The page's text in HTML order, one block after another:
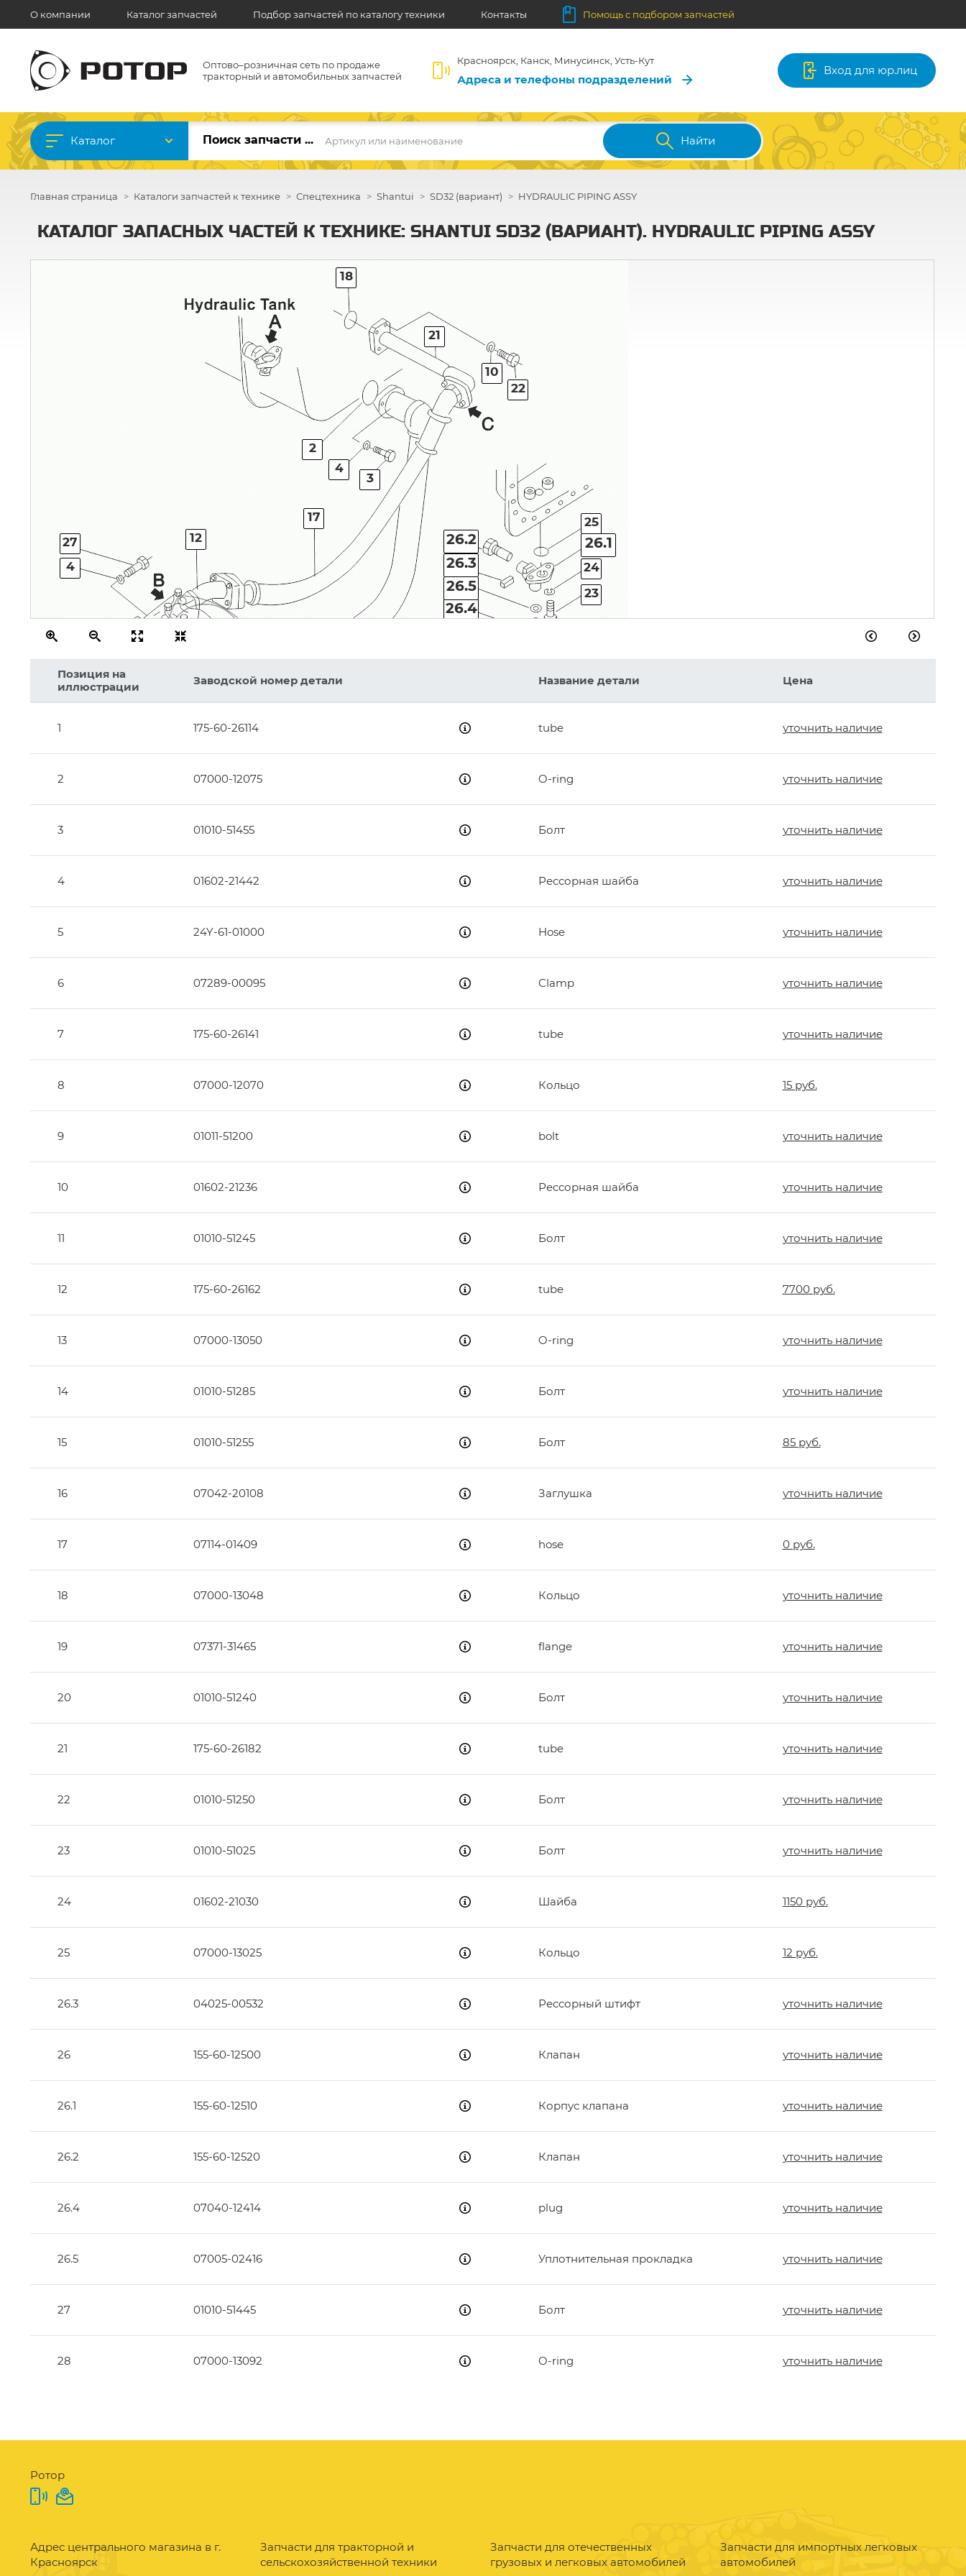
О компании Каталог запчастей Подбор запчастей по каталогу техники Контакты Помощь с подбором запчастей
Оптово–розничная сеть по продаже
тракторный и автомобильных запчастей
Красноярск, Канск, Минусинск, Усть-Кут
Адреса и телефоны подразделений
Вход для юр.лиц
Каталог Артикул или наименование Найти
Главная страница Каталоги запчастей к технике Спецтехника Shantui SD32 (вариант) HYDRAULIC PIPING ASSY
КАТАЛОГ ЗАПАСНЫХ ЧАСТЕЙ К ТЕХНИКЕ: SHANTUI SD32 (ВАРИАНТ). HYDRAULIC PIPING ASSY
2
3
4
4
5
8
10
10
12
14
17
17
18
18
21
22
23
24
25
26.3
26.1
26.2
26.4
26.5
27
Позиция на
иллюстрации
Заводской номер детали Название детали Цена
1 175-60-26114 tube уточнить наличие
2 07000-12075 O-ring уточнить наличие
3 01010-51455 Болт уточнить наличие
4 01602-21442 Рессорная шайба уточнить наличие
5 24Y-61-01000 Hose уточнить наличие
6 07289-00095 Clamp уточнить наличие
7 175-60-26141 tube уточнить наличие
8 07000-12070 Кольцо 15 руб.
9 01011-51200 bolt уточнить наличие
10 01602-21236 Рессорная шайба уточнить наличие
11 01010-51245 Болт уточнить наличие
12 175-60-26162 tube 7700 руб.
13 07000-13050 O-ring уточнить наличие
14 01010-51285 Болт уточнить наличие
15 01010-51255 Болт 85 руб.
16 07042-20108 Заглушка уточнить наличие
17 07114-01409 hose 0 руб.
18 07000-13048 Кольцо уточнить наличие
19 07371-31465 flange уточнить наличие
20 01010-51240 Болт уточнить наличие
21 175-60-26182 tube уточнить наличие
22 01010-51250 Болт уточнить наличие
23 01010-51025 Болт уточнить наличие
24 01602-21030 Шайба 1150 руб.
25 07000-13025 Кольцо 12 руб.
26.3 04025-00532 Рессорный штифт уточнить наличие
26 155-60-12500 Клапан уточнить наличие
26.1 155-60-12510 Корпус клапана уточнить наличие
26.2 155-60-12520 Клапан уточнить наличие
26.4 07040-12414 plug уточнить наличие
26.5 07005-02416 Уплотнительная прокладка уточнить наличие
27 01010-51445 Болт уточнить наличие
28 07000-13092 O-ring уточнить наличие
Ротор
Адрес центрального магазина в г.
Красноярск
Запчасти для тракторной и
сельскохозяйственной техники
Запчасти для отечественных
грузовых и легковых автомобилей
Запчасти для импортных легковых
автомобилей